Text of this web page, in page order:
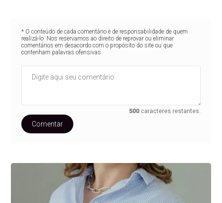
* O conteúdo de cada comentário é de responsabilidade de quem
realizá-lo. Nos reservamos ao direito de reprovar ou eliminar
comentários em desacordo com o propósito do site ou que
contenham palavras ofensivas.
500 caracteres restantes.
Comentar